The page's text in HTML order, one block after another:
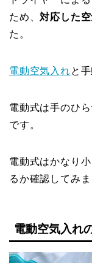
ため、対応した
た。
電動空気入れと
電動式は手のひ
です。
電動式はかなり
るか確認してみま
電動空気入れ